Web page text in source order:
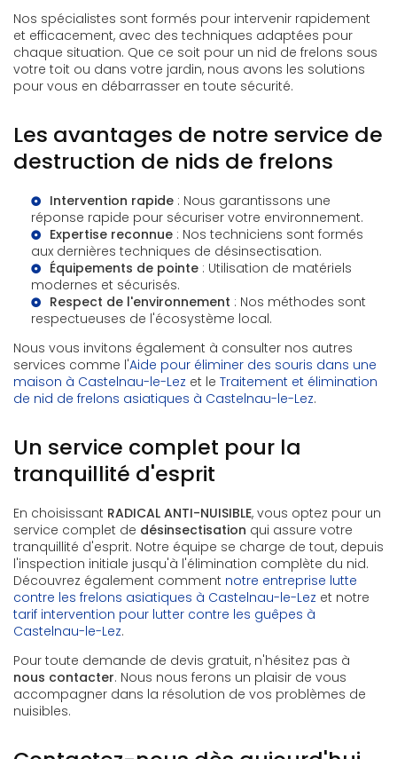
Nos spécialistes sont formés pour intervenir rapidement
et efficacement, avec des techniques adaptées pour
chaque situation. Que ce soit pour un nid de frelons sous
votre toit ou dans votre jardin, nous avons les solutions
pour vous en débarrasser en toute sécurité.
Les avantages de notre service de
destruction de nids de frelons
Intervention rapide : Nous garantissons une
réponse rapide pour sécuriser votre environnement.
Expertise reconnue : Nos techniciens sont formés
aux dernières techniques de désinsectisation.
Équipements de pointe : Utilisation de matériels
modernes et sécurisés.
Respect de l'environnement : Nos méthodes sont
respectueuses de l'écosystème local.
Nous vous invitons également à consulter nos autres
services comme l'Aide pour éliminer des souris dans une
maison à Castelnau-le-Lez et le Traitement et élimination
de nid de frelons asiatiques à Castelnau-le-Lez.
Un service complet pour la
tranquillité d'esprit
En choisissant RADICAL ANTI-NUISIBLE, vous optez pour un
service complet de désinsectisation qui assure votre
tranquillité d'esprit. Notre équipe se charge de tout, depuis
l'inspection initiale jusqu'à l'élimination complète du nid.
Découvrez également comment notre entreprise lutte
contre les frelons asiatiques à Castelnau-le-Lez et notre
tarif intervention pour lutter contre les guêpes à
Castelnau-le-Lez.
Pour toute demande de devis gratuit, n'hésitez pas à
nous contacter. Nous nous ferons un plaisir de vous
accompagner dans la résolution de vos problèmes de
nuisibles.